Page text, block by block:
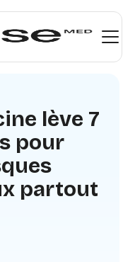
lève 7
pour
partout